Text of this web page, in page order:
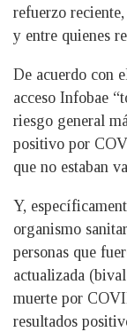
refuerzo
y entre quienes
De acuerdo con
acceso Infobae
riesgo general
positivo por
que no estaban
Y,
organismo
personas que
actualizada
muerte por
resultados